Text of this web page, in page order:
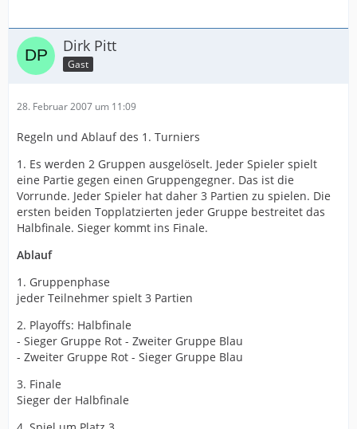
Dirk Pitt
Gast
28. Februar 2007 um 11:09
Regeln und Ablauf des 1. Turniers
1. Es werden 2 Gruppen ausgelöselt. Jeder Spieler spielt
eine Partie gegen einen Gruppengegner. Das ist die
Vorrunde. Jeder Spieler hat daher 3 Partien zu spielen. Die
ersten beiden Topplatzierten jeder Gruppe bestreitet das
Halbfinale. Sieger kommt ins Finale.
Ablauf
1. Gruppenphase
jeder Teilnehmer spielt 3 Partien
2. Playoffs: Halbfinale
- Sieger Gruppe Rot - Zweiter Gruppe Blau
- Zweiter Gruppe Rot - Sieger Gruppe Blau
3. Finale
Sieger der Halbfinale